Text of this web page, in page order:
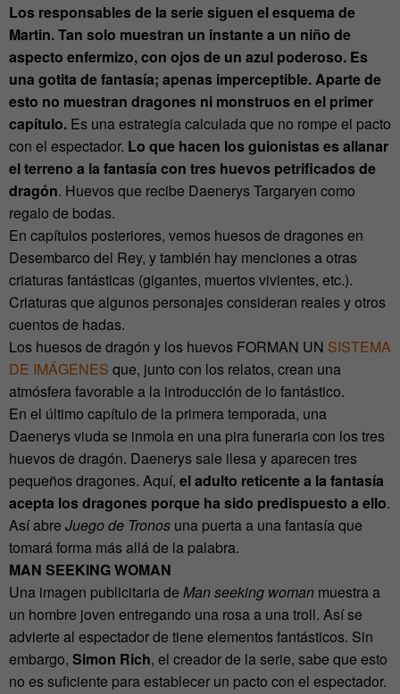
Los responsables de la serie siguen el esquema de
Martin. Tan solo muestran un instante a un niño de
aspecto enfermizo, con ojos de un azul poderoso. Es
una gotita de fantasía; apenas imperceptible. Aparte de
esto no muestran dragones ni monstruos en el primer
capítulo. Es una estrategia calculada que no rompe el pacto
con el espectador. Lo que hacen los guionistas es allanar
el terreno a la fantasía con tres huevos petrificados de
dragón. Huevos que recibe Daenerys Targaryen como
regalo de bodas.
En capítulos posteriores, vemos huesos de dragones en
Desembarco del Rey, y también hay menciones a otras
criaturas fantásticas (gigantes, muertos vivientes, etc.).
Criaturas que algunos personajes consideran reales y otros
cuentos de hadas.
Los huesos de dragón y los huevos FORMAN UN SISTEMA
DE IMÁGENES que, junto con los relatos, crean una
atmósfera favorable a la introducción de lo fantástico.
En el último capítulo de la primera temporada, una
Daenerys viuda se inmola en una pira funeraria con los tres
huevos de dragón. Daenerys sale ilesa y aparecen tres
pequeños dragones. Aquí, el adulto reticente a la fantasía
acepta los dragones porque ha sido predispuesto a ello.
Así abre Juego de Tronos una puerta a una fantasía que
tomará forma más allá de la palabra.
MAN SEEKING WOMAN
Una imagen publicitaria de Man seeking woman muestra a
un hombre joven entregando una rosa a una troll. Así se
advierte al espectador de tiene elementos fantásticos. Sin
embargo, Simon Rich, el creador de la serie, sabe que esto
no es suficiente para establecer un pacto con el espectador.